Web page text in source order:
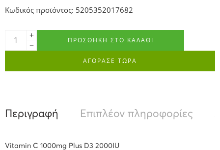
Κωδικός προϊόντος: 5205352017682
ΠΡΟΣΘΉΚΗ ΣΤΟ ΚΑΛΆΘΙ
ΑΓΟΡΑΣΕ ΤΩΡΑ
Περιγραφή Επιπλέον πληροφορίες
Vitamin C 1000mg Plus D3 2000IU